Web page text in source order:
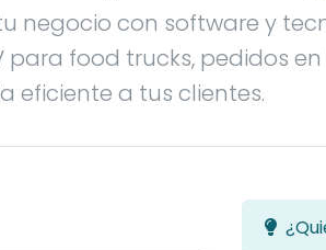
negocio con software y
para food trucks, pedidos
eficiente a tus clientes.